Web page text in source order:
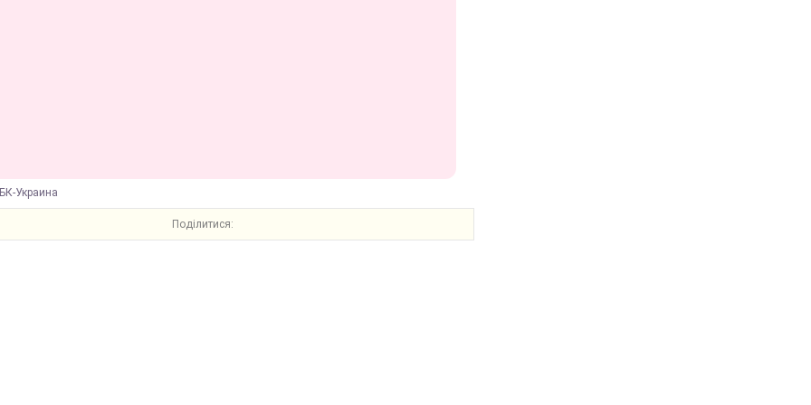
Украина
Поділитися: